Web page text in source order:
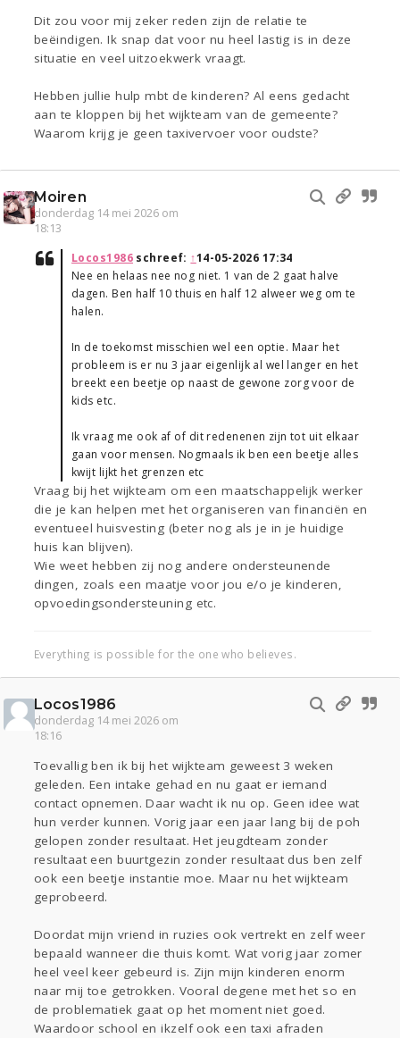
Dit zou voor mij zeker reden zijn de relatie te
beëindigen. Ik snap dat voor nu heel lastig is in deze
situatie en veel uitzoekwerk vraagt.
Hebben jullie hulp mbt de kinderen? Al eens gedacht
aan te kloppen bij het wijkteam van de gemeente?
Waarom krijg je geen taxivervoer voor oudste?
Moiren
donderdag 14 mei 2026 om
18:13
Locos1986schreef: ↑14-05-2026 17:34
Nee en helaas nee nog niet. 1 van de 2 gaat halve
dagen. Ben half 10 thuis en half 12 alweer weg om te
halen.
In de toekomst misschien wel een optie. Maar het
probleem is er nu 3 jaar eigenlijk al wel langer en het
breekt een beetje op naast de gewone zorg voor de
kids etc.
Ik vraag me ook af of dit redenenen zijn tot uit elkaar
gaan voor mensen. Nogmaals ik ben een beetje alles
kwijt lijkt het grenzen etc
Vraag bij het wijkteam om een maatschappelijk werker
die je kan helpen met het organiseren van financiën en
eventueel huisvesting (beter nog als je in je huidige
huis kan blijven).
Wie weet hebben zij nog andere ondersteunende
dingen, zoals een maatje voor jou e/o je kinderen,
opvoedingsondersteuning etc.
Everything is possible for the one who believes.
Locos1986
donderdag 14 mei 2026 om
18:16
Toevallig ben ik bij het wijkteam geweest 3 weken
geleden. Een intake gehad en nu gaat er iemand
contact opnemen. Daar wacht ik nu op. Geen idee wat
hun verder kunnen. Vorig jaar een jaar lang bij de poh
gelopen zonder resultaat. Het jeugdteam zonder
resultaat een buurtgezin zonder resultaat dus ben zelf
ook een beetje instantie moe. Maar nu het wijkteam
geprobeerd.
Doordat mijn vriend in ruzies ook vertrekt en zelf weer
bepaald wanneer die thuis komt. Wat vorig jaar zomer
heel veel keer gebeurd is. Zijn mijn kinderen enorm
naar mij toe getrokken. Vooral degene met het so en
de problematiek gaat op het moment niet goed.
Waardoor school en ikzelf ook een taxi afraden